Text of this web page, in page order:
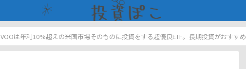
VOOは年利10%超えの米国市場そのものに投資をする超優良ETF。長期投資がおすすめ